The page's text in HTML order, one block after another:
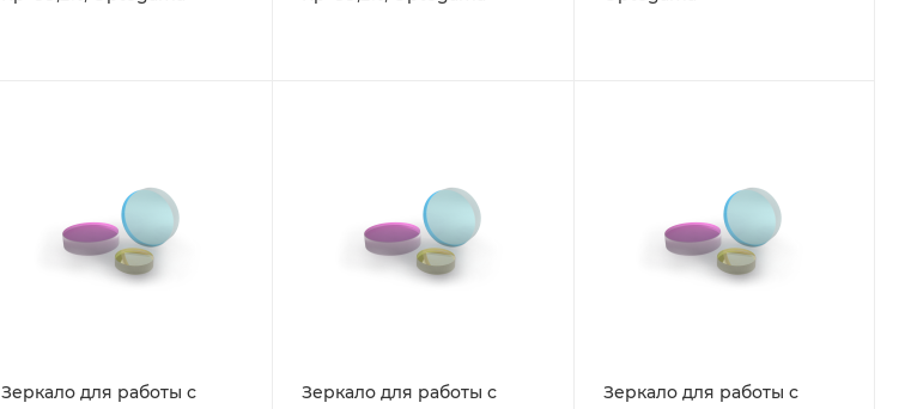
Зеркало для работы с
Зеркало для работы с
Зеркало для работы с